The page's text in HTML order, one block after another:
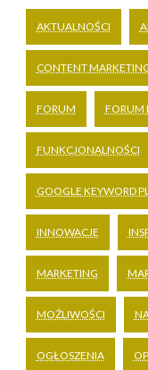
AKTUALNOŚCI
CONTENT
FORUM FORUM
FUNKCJONALNOŚCI
GOOGLE KEYWORD
INNOWACJE
MARKETING
MOŻLIWOŚCI
OGŁOSZENIA